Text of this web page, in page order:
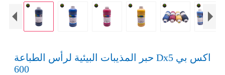
حبر المذيبات البيئية لرأس الطباعة Dx5 اكس بي
600